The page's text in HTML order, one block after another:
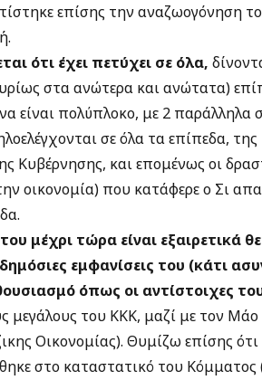
επίσης την αναζωογόνηση
ότι έχει πετύχει σε όλα,
στα ανώτερα και ανώτατα)
είναι πολύπλοκο, με 2
σε όλα τα επίπεδα,
Κυβέρνησης, και επομένως οι
οικονομία) που κατάφερε ο Σι
μέχρι τώρα είναι εξαιρετικά
εμφανίσεις του (κάτι
όπως οι αντίστοιχες
μεγάλους του ΚΚΚ, μαζί με τον
Οικονομίας). Θυμίζω επίσης
στο καταστατικό του